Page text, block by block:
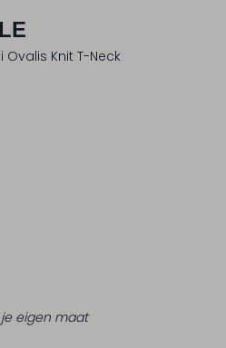
Ovalis Knit T-Neck
eigen maat